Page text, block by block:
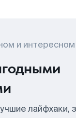
и интересном
лайфхаки,